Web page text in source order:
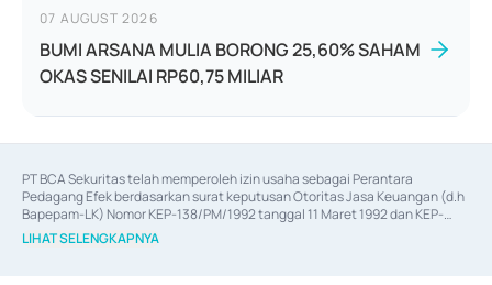
07 AUGUST 2026
BUMI ARSANA MULIA BORONG 25,60% SAHAM
OKAS SENILAI RP60,75 MILIAR
PT BCA Sekuritas telah memperoleh izin usaha sebagai Perantara
Pedagang Efek berdasarkan surat keputusan Otoritas Jasa Keuangan (d.h
Bapepam-LK) Nomor KEP-138/PM/1992 tanggal 11 Maret 1992 dan KEP-
06/D.04/2014 tanggal 28 Februari 2014, izin usaha sebagai Penjamin Emisi
Efek berdasarkan surat keputusan Otoritas Jasa Keuangan Nomor KEP-
LIHAT SELENGKAPNYA